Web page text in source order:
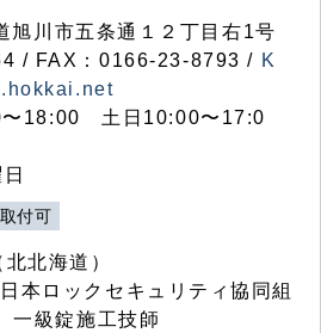
川市五条通１２丁目右1号
/ FAX：0166-23-8793 / K
〜18:00 土日10:00〜17:0
付可
北海道）
本ロックセキュリティ協同組
一級錠施工技師